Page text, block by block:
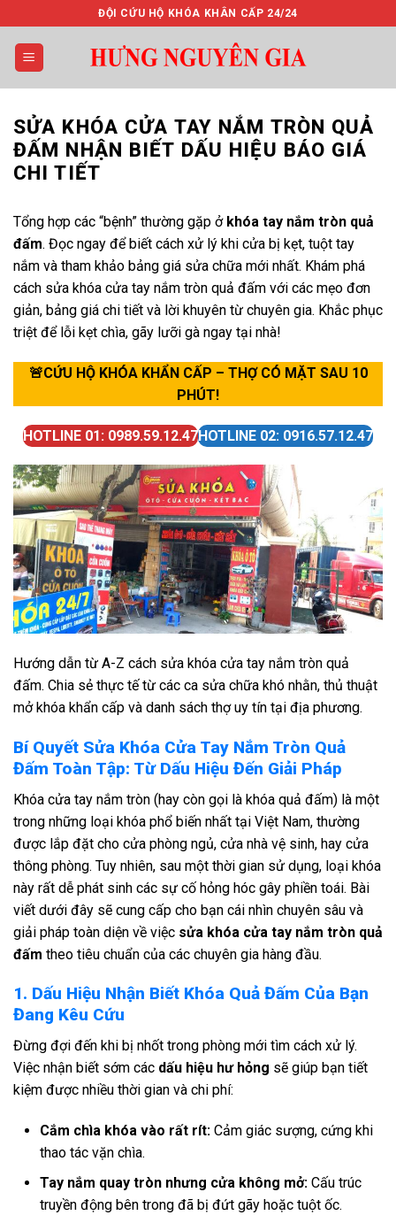
qua
dung
ĐỘI CỨU HỘ KHÓA KHÂN CẤP 24/24
SỬA KHÓA CỬA TAY NẮM TRÒN QUẢ
ĐẤM NHẬN BIẾT DẤU HIỆU BÁO GIÁ
CHI TIẾT
Tổng hợp các “bệnh” thường gặp ở khóa tay nắm tròn quả
đấm. Đọc ngay để biết cách xử lý khi cửa bị kẹt, tuột tay
nắm và tham khảo bảng giá sửa chữa mới nhất. Khám phá
cách sửa khóa cửa tay nắm tròn quả đấm với các mẹo đơn
giản, bảng giá chi tiết và lời khuyên từ chuyên gia. Khắc phục
triệt để lỗi kẹt chìa, gãy lưỡi gà ngay tại nhà!
🚨CỨU HỘ KHÓA KHẨN CẤP – THỢ CÓ MẶT SAU 10
PHÚT!
HOTLINE 01: 0989.59.12.47HOTLINE 02: 0916.57.12.47
Hướng dẫn từ A-Z cách sửa khóa cửa tay nắm tròn quả
đấm. Chia sẻ thực tế từ các ca sửa chữa khó nhằn, thủ thuật
mở khóa khẩn cấp và danh sách thợ uy tín tại địa phương.
Bí Quyết Sửa Khóa Cửa Tay Nắm Tròn Quả
Đấm Toàn Tập: Từ Dấu Hiệu Đến Giải Pháp
Khóa cửa tay nắm tròn (hay còn gọi là khóa quả đấm) là một
trong những loại khóa phổ biến nhất tại Việt Nam, thường
được lắp đặt cho cửa phòng ngủ, cửa nhà vệ sinh, hay cửa
thông phòng. Tuy nhiên, sau một thời gian sử dụng, loại khóa
này rất dễ phát sinh các sự cố hỏng hóc gây phiền toái. Bài
viết dưới đây sẽ cung cấp cho bạn cái nhìn chuyên sâu và
giải pháp toàn diện về việc sửa khóa cửa tay nắm tròn quả
đấm theo tiêu chuẩn của các chuyên gia hàng đầu.
1. Dấu Hiệu Nhận Biết Khóa Quả Đấm Của Bạn
Đang Kêu Cứu
Đừng đợi đến khi bị nhốt trong phòng mới tìm cách xử lý.
Việc nhận biết sớm các dấu hiệu hư hỏng sẽ giúp bạn tiết
kiệm được nhiều thời gian và chi phí:
Cắm chìa khóa vào rất rít: Cảm giác sượng, cứng khi
thao tác vặn chìa.
Tay nắm quay tròn nhưng cửa không mở: Cấu trúc
truyền động bên trong đã bị đứt gãy hoặc tuột ốc.